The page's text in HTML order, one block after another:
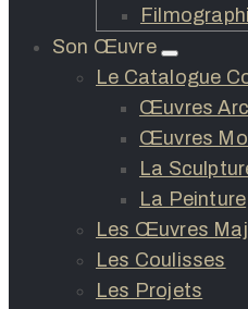
Son Œuvre
Le Catalogue
Œuvres
Œuvres
La
La Peinture
Les Œuvres
Les Coulisses
Les Projets